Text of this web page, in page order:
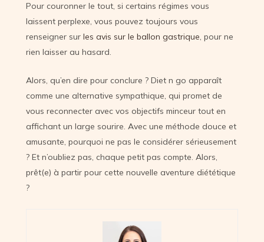
Pour couronner le tout, si certains régimes vous
laissent perplexe, vous pouvez toujours vous
renseigner sur les avis sur le ballon gastrique, pour ne
rien laisser au hasard.
Alors, qu’en dire pour conclure ? Diet n go apparaît
comme une alternative sympathique, qui promet de
vous reconnecter avec vos objectifs minceur tout en
affichant un large sourire. Avec une méthode douce et
amusante, pourquoi ne pas le considérer sérieusement
? Et n’oubliez pas, chaque petit pas compte. Alors,
prêt(e) à partir pour cette nouvelle aventure diététique
?